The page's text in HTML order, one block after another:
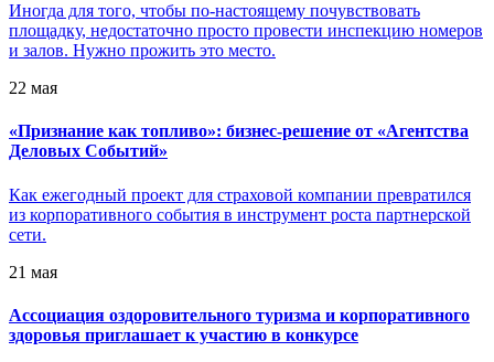
Иногда для того, чтобы по-настоящему почувствовать
площадку, недостаточно просто провести инспекцию номеров
и залов. Нужно прожить это место.
22 мая
«Признание как топливо»: бизнес-решение от «Агентства
Деловых Событий»
Как ежегодный проект для страховой компании превратился
из корпоративного события в инструмент роста партнерской
сети.
21 мая
Ассоциация оздоровительного туризма и корпоративного
здоровья приглашает к участию в конкурсе